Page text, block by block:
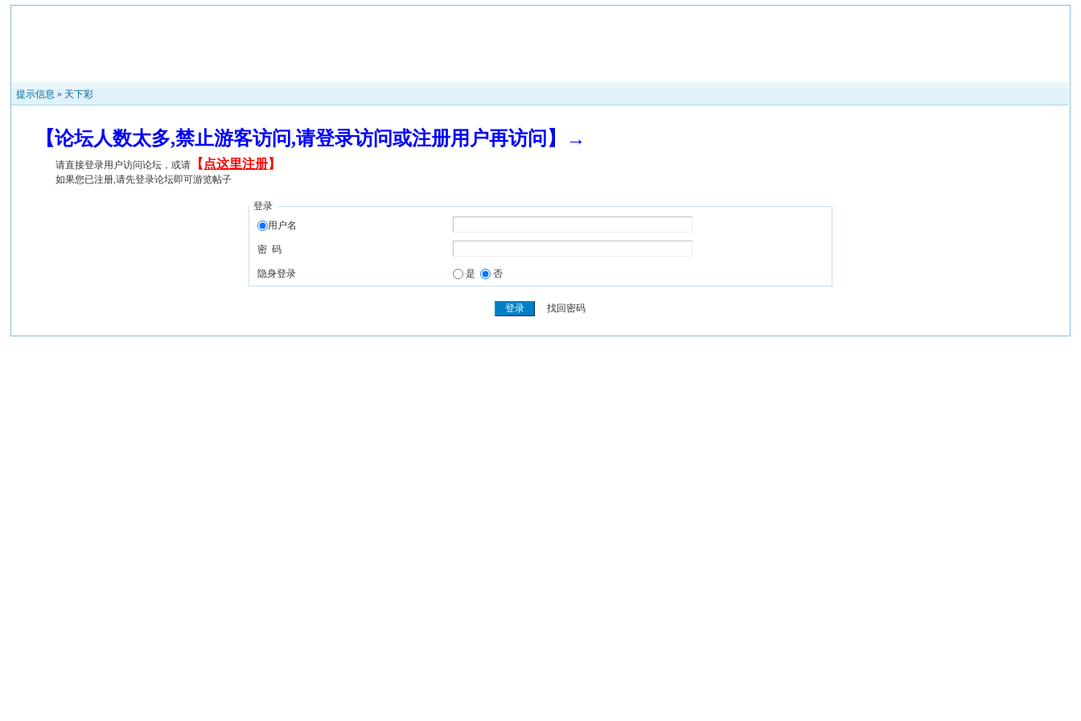
提示信息 » 天下彩
【论坛人数太多,禁止游客访问,请登录访问或注册用户再访问】→
请直接登录用户访问论坛，或请 【 点这里注册】
如果您已注册,请先登录论坛即可游览帖子
登录
用户名
密 码
隐身登录 是 否
找回密码